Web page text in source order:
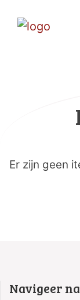
Er zijn geen
Navigeer